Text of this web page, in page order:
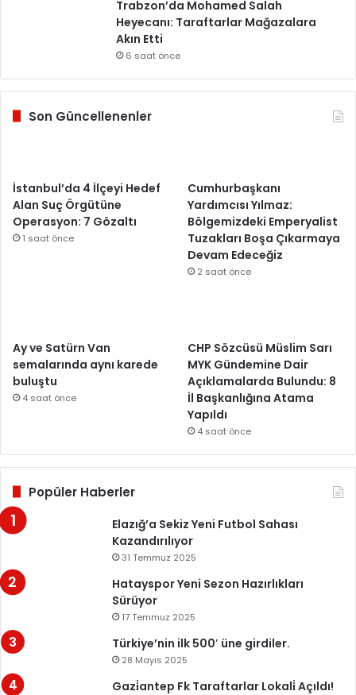
Trabzon’da Mohamed Salah
Heyecanı: Taraftarlar Mağazalara
Akın Etti
6 saat önce
Son Güncellenenler
İstanbul’da 4 İlçeyi Hedef
Alan Suç Örgütüne
Operasyon: 7 Gözaltı
1 saat önce
Cumhurbaşkanı
Yardımcısı Yılmaz:
Bölgemizdeki Emperyalist
Tuzakları Boşa Çıkarmaya
Devam Edeceğiz
2 saat önce
Ay ve Satürn Van
semalarında aynı karede
buluştu
4 saat önce
CHP Sözcüsü Müslim Sarı
MYK Gündemine Dair
Açıklamalarda Bulundu: 8
İl Başkanlığına Atama
Yapıldı
4 saat önce
Popüler Haberler
Elazığ’a Sekiz Yeni Futbol Sahası
Kazandırılıyor
31 Temmuz 2025
Hatayspor Yeni Sezon Hazırlıkları
Sürüyor
17 Temmuz 2025
Türkiye’nin ilk 500′ üne girdiler.
28 Mayıs 2025
Gazi̇antep Fk Taraftarlar Lokali̇ Açıldı!